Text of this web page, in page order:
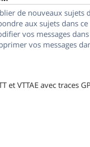
de nouveaux sujets
aux sujets dans
vos messages
vos messages
et VTTAE avec traces